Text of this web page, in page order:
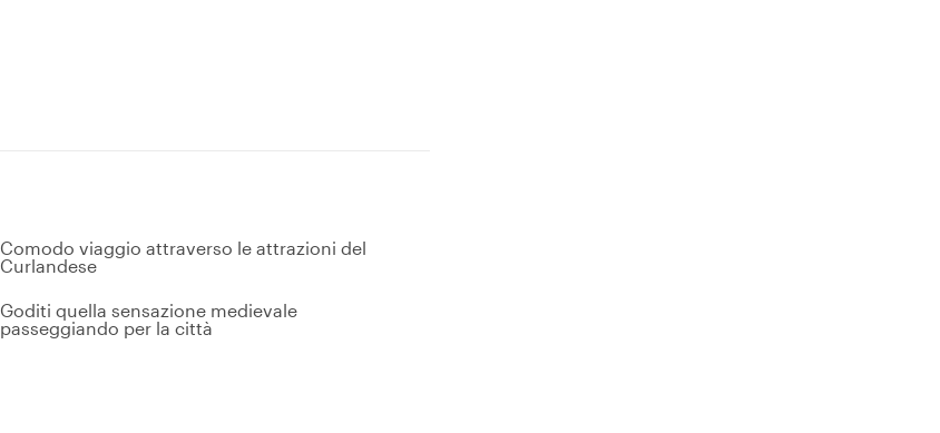
Comodo viaggio attraverso le attrazioni del
Curlandese
Goditi quella sensazione medievale
passeggiando per la città